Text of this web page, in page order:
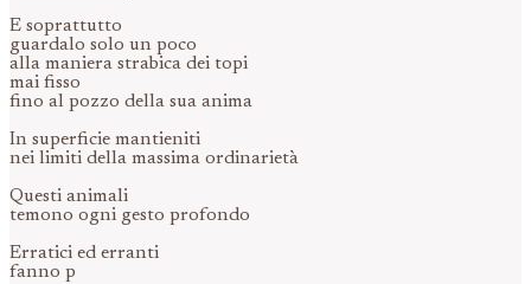
E soprattutto
guardalo solo un poco
alla maniera strabica dei topi
mai fisso
fino al pozzo della sua anima
In superficie mantieniti
nei limiti della massima ordinarietà
Questi animali
temono ogni gesto profondo
Erratici ed erranti
fanno p